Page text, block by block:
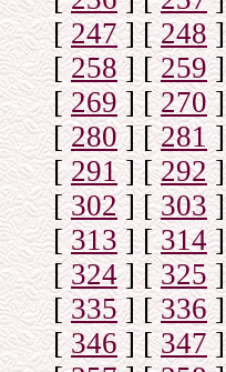
[247] [248]
[258] [259]
[269] [270]
[280] [281]
[291] [292]
[302] [303]
[313] [314]
[324] [325]
[335] [336]
[346] [347]